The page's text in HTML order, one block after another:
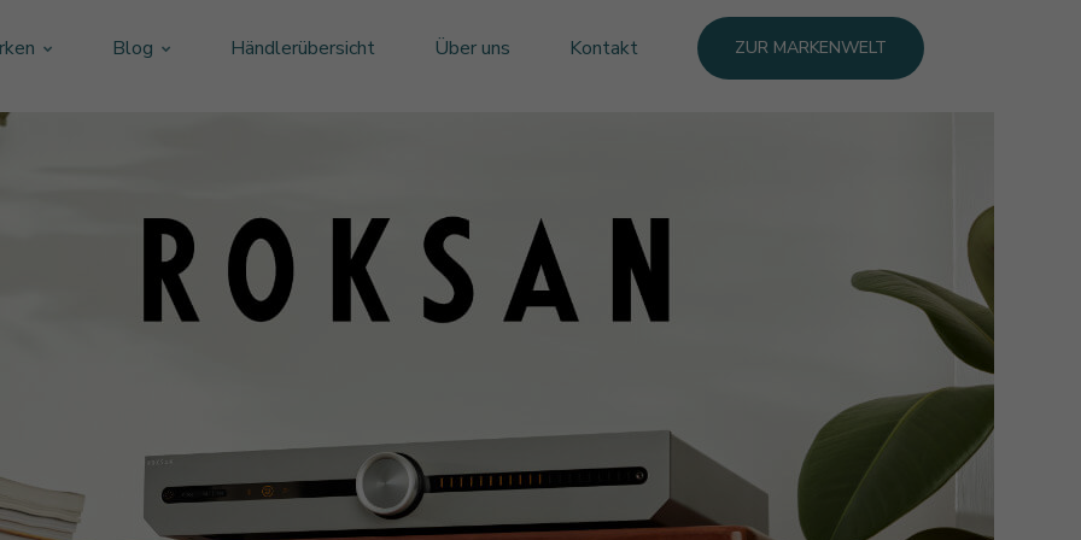
Blog Händlerübersicht Über uns Kontakt ZUR MARKENWELT